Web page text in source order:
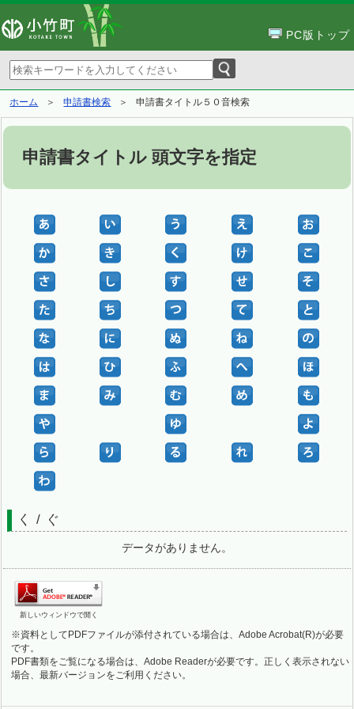
PC版トップ
ホーム 申請書検索 申請書タイトル５０音検索
申請書タイトル 頭文字を指定
く / ぐ
データがありません。
新しいウィンドウで開く
※資料としてPDFファイルが添付されている場合は、Adobe Acrobat(R)が必要
です。
PDF書類をご覧になる場合は、Adobe Readerが必要です。正しく表示されない
場合、最新バージョンをご利用ください。